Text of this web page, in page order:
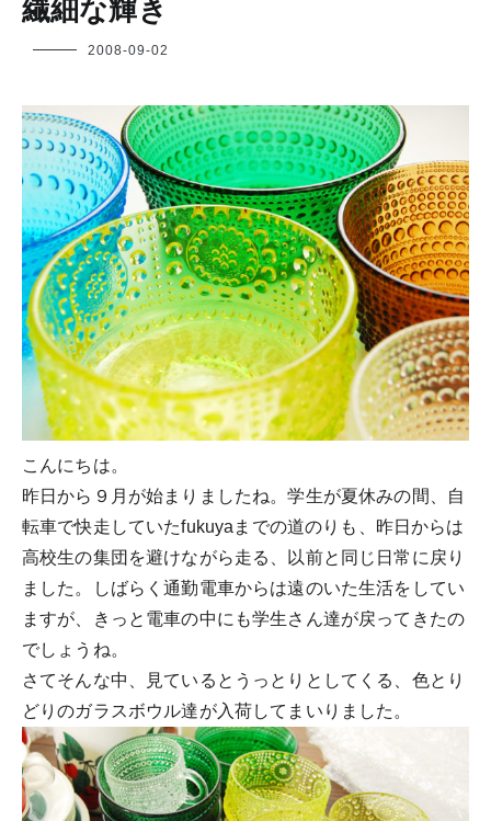
繊細な輝き
フ
2008-09-02
こんにちは。
昨日から９月が始まりましたね。学生が夏休みの間、自
転車で快走していたfukuyaまでの道のりも、昨日からは
高校生の集団を避けながら走る、以前と同じ日常に戻り
ました。しばらく通勤電車からは遠のいた生活をしてい
ますが、きっと電車の中にも学生さん達が戻ってきたの
でしょうね。
さてそんな中、見ているとうっとりとしてくる、色とり
どりのガラスボウル達が入荷してまいりました。